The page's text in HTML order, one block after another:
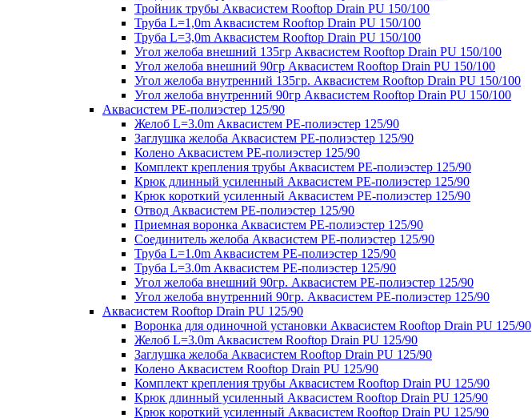
Тройник трубы Аквасистем Rooftop Drain PU 150/100
Труба L=1,0m Аквасистем Rooftop Drain PU 150/100
Труба L=3,0m Аквасистем Rooftop Drain PU 150/100
Угол желоба внешний 135гр Аквасистем Rooftop Drain PU 150/100
Угол желоба внешний 90гр Аквасистем Rooftop Drain PU 150/100
Угол желоба внутренний 135гр. Аквасистем Rooftop Drain PU 150/100
Угол желоба внутренний 90гр Аквасистем Rooftop Drain PU 150/100
Аквасистем PE-полиэстер 125/90
Желоб L=3.0m Аквасистем PE-полиэстер 125/90
Заглушка желоба Аквасистем PE-полиэстер 125/90
Колено Аквасистем PE-полиэстер 125/90
Комплект крепления трубы Аквасистем PE-полиэстер 125/90
Крюк длинный усиленный Аквасистем PE-полиэстер 125/90
Крюк короткий усиленный Аквасистем PE-полиэстер 125/90
Отвод Аквасистем РЕ-полиэстер 125/90
Приемная воронка Аквасистем PE-полиэстер 125/90
Соединитель желоба Аквасистем PE-полиэстер 125/90
Труба L=1.0m Аквасистем PE-полиэстер 125/90
Труба L=3.0m Аквасистем PE-полиэстер 125/90
Угол желоба внешний 90гр. Аквасистем PE-полиэстер 125/90
Угол желоба внутренний 90гр. Аквасистем PE-полиэстер 125/90
Аквасистем Rooftop Drain PU 125/90
Воронка для одиночной установки Аквасистем Rooftop Drain PU 125/90
Желоб L=3.0m Аквасистем Rooftop Drain PU 125/90
Заглушка желоба Аквасистем Rooftop Drain PU 125/90
Колено Аквасистем Rooftop Drain PU 125/90
Комплект крепления трубы Аквасистем Rooftop Drain PU 125/90
Крюк длинный усиленный Аквасистем Rooftop Drain PU 125/90
Крюк короткий усиленный Аквасистем Rooftop Drain PU 125/90